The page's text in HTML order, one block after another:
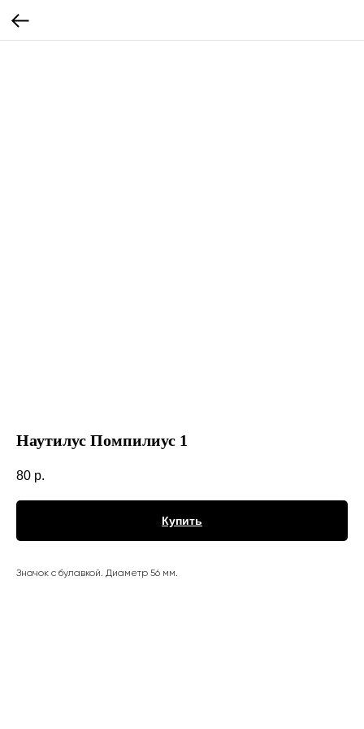
Наутилус Помпилиус 1
80 р.
Купить
Значок с булавкой. Диаметр 56 мм.